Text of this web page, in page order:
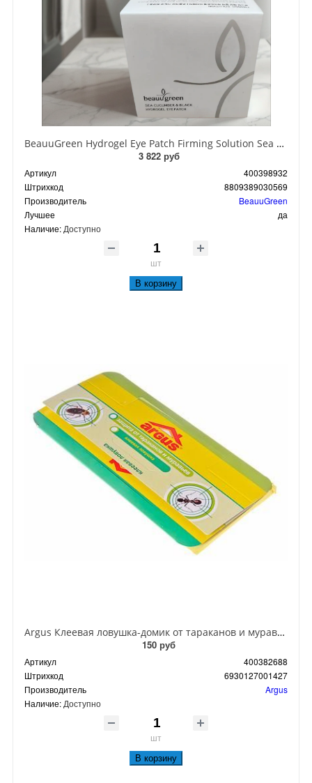
BeauuGreen Hydrogel Eye Patch Firming Solution Sea Cocumber & Black Гидрогелевые патчи для кожи вокруг глаз с экстрактом черного морского огурца 60 шт 90 гр
3 822 руб
Артикул
400398932
Штрихкод
8809389030569
Производитель
BeauuGreen
Лучшее
да
Наличие: Доступно
шт
В корзину
Argus Клеевая ловушка-домик от тараканов и муравьев
150 руб
Артикул
400382688
Штрихкод
6930127001427
Производитель
Argus
Наличие: Доступно
шт
В корзину